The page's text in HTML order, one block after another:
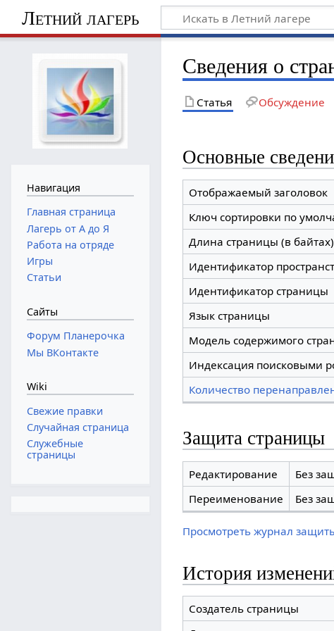
Летний лагерь
Сведения о
Статья Обсуждение
Основные
Отображаемый заголовок
Ключ сортировки по
Длина страницы (в байтах)
Идентификатор
Идентификатор страницы
Язык страницы
Модель содержимого
Индексация поисковыми
Количество
Защита страницы
Редактирование
Без
Переименование
Без
Просмотреть журнал
История
Создатель страницы
Навигация
Главная страница
Лагерь от А до Я
Работа на отряде
Игры
Статьи
Сайты
Форум Планерочка
Мы ВКонтакте
Wiki
Свежие правки
Случайная страница
Служебные
страницы